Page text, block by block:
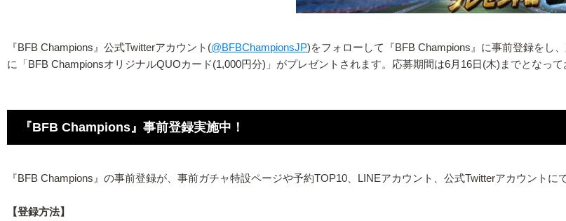
『BFB Champions』公式Twitterアカウント(@BFBChampionsJP)をフォローして『BFB Champions』に事前登録をし
に「BFB ChampionsオリジナルQUOカード(1,000円分)」がプレゼントされます。応募期間は6月16日(木)までとなっ
『BFB Champions』事前登録実施中！
『BFB Champions』の事前登録が、事前ガチャ特設ページや予約TOP10、LINEアカウント、公式Twitterアカウントに
【登録方法】